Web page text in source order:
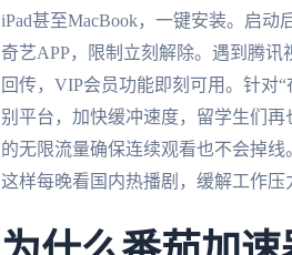
iPad甚至MacBook，一键安装。启
奇艺APP，限制立刻解除。遇到腾
回传，VIP会员功能即刻可用。针对
别平台，加快缓冲速度，留学生们
的无限流量确保连续观看也不会掉
这样每晚看国内热播剧，缓解工作压